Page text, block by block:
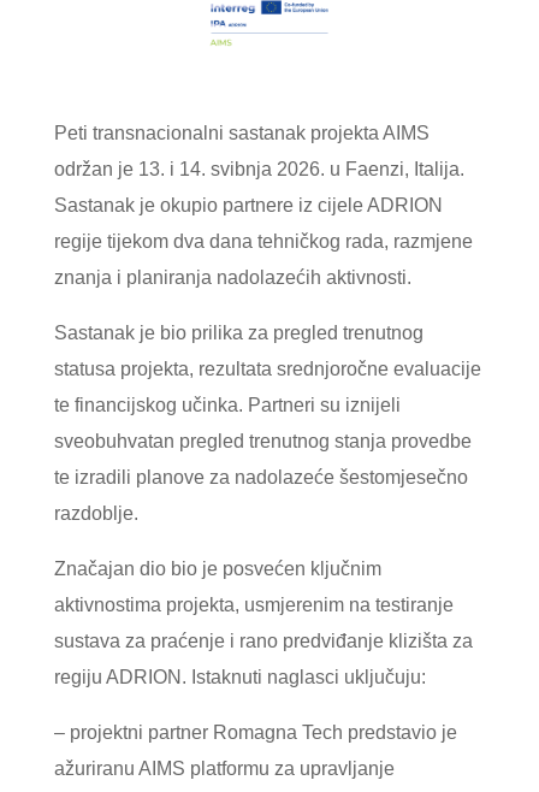
Peti transnacionalni sastanak projekta AIMS
održan je 13. i 14. svibnja 2026. u Faenzi, Italija.
Sastanak je okupio partnere iz cijele ADRION
regije tijekom dva dana tehničkog rada, razmjene
znanja i planiranja nadolazećih aktivnosti.
Sastanak je bio prilika za pregled trenutnog
statusa projekta, rezultata srednjoročne evaluacije
te financijskog učinka. Partneri su iznijeli
sveobuhvatan pregled trenutnog stanja provedbe
te izradili planove za nadolazeće šestomjesečno
razdoblje.
Značajan dio bio je posvećen ključnim
aktivnostima projekta, usmjerenim na testiranje
sustava za praćenje i rano predviđanje klizišta za
regiju ADRION. Istaknuti naglasci uključuju:
– projektni partner Romagna Tech predstavio je
ažuriranu AIMS platformu za upravljanje